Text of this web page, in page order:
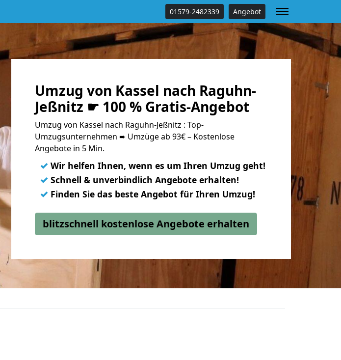
01579-2482339 Angebot
Umzug von Kassel nach Raguhn-
Jeßnitz ☛ 100 % Gratis-Angebot
Umzug von Kassel nach Raguhn-Jeßnitz : Top-
Umzugsunternehmen ➨ Umzüge ab 93€ – Kostenlose
Angebote in 5 Min.
✓ Wir helfen Ihnen, wenn es um Ihren Umzug geht!
✓ Schnell & unverbindlich Angebote erhalten!
✓ Finden Sie das beste Angebot für Ihren Umzug!
blitzschnell kostenlose Angebote erhalten